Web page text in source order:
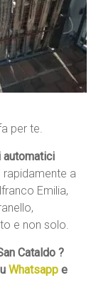
per te.
rapidamente a
Emilia,
e non solo.
Cataldo ?
Whatsapp e